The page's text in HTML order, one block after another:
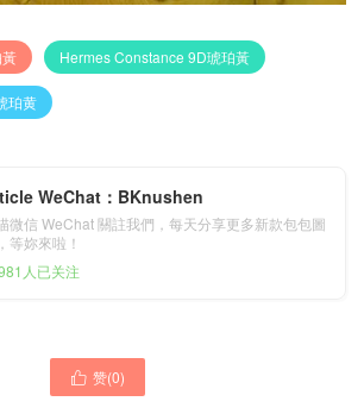
Hermes Constance 9D琥珀黃
珀黄
WeChat：BKnushen
微信 WeChat 關註我們，每天分享更多新款包包圖
等妳來啦！
人已关注
 赞(0)
Hermès biekin kelly bag E5